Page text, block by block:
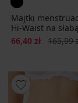
Majtki
Hi-Waist na
Zniżka
66,40 zł 165,99